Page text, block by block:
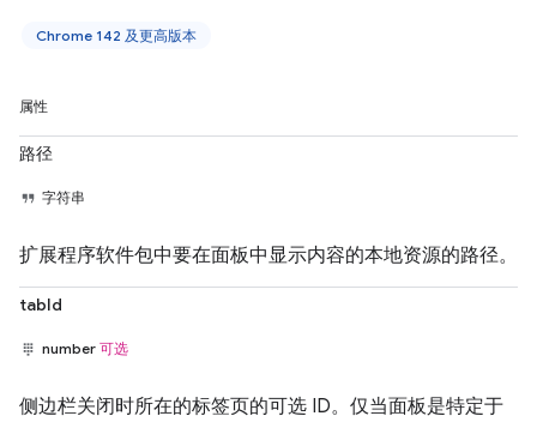
Chrome 142 及更高版本
属性
路径
字符串
扩展程序软件包中要在面板中显示内容的本地资源的路径。
tabId
number 可选
侧边栏关闭时所在的标签页的可选 ID。仅当面板是特定于